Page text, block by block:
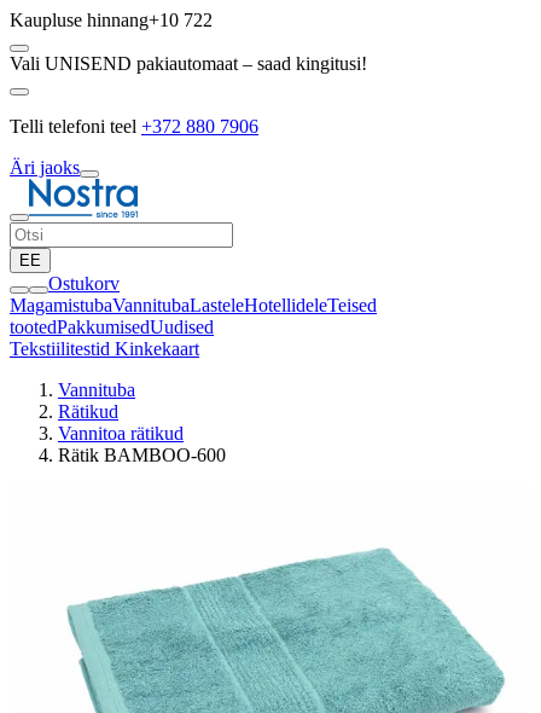
Kaupluse hinnang+10 722
Vali UNISEND pakiautomaat – saad kingitusi!
Telli telefoni teel +372 880 7906
Äri jaoks
EE
Ostukorv
MagamistubaVannitubaLasteleHotellideleTeised
tootedPakkumisedUudised
Tekstiilitestid Kinkekaart
Vannituba
Rätikud
Vannitoa rätikud
Rätik BAMBOO-600